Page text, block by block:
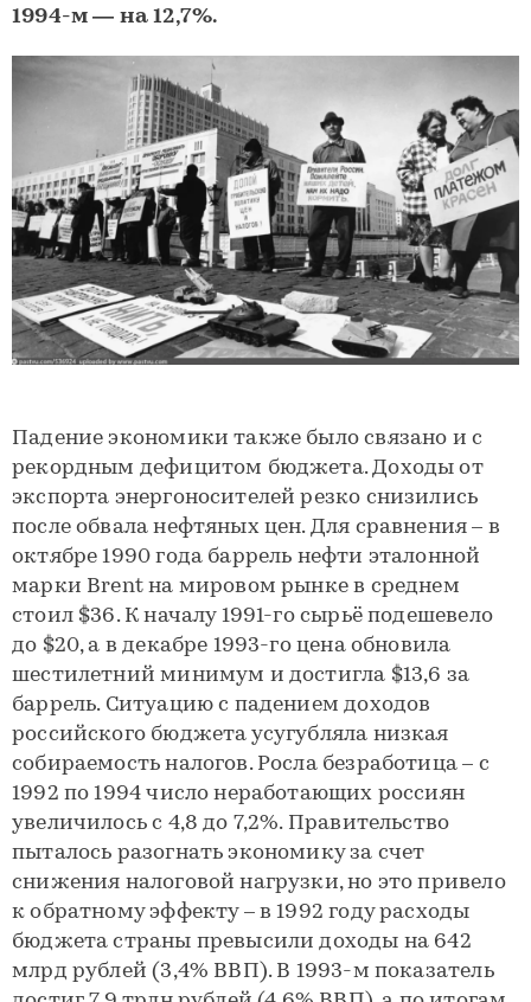
1994-м — на 12,7%.
Падение экономики также было связано и с
рекордным дефицитом бюджета. Доходы от
экспорта энергоносителей резко снизились
после обвала нефтяных цен. Для сравнения – в
октябре 1990 года баррель нефти эталонной
марки Brent на мировом рынке в среднем
стоил $36. К началу 1991-го сырьё подешевело
до $20, а в декабре 1993-го цена обновила
шестилетний минимум и достигла $13,6 за
баррель. Ситуацию с падением доходов
российского бюджета усугубляла низкая
собираемость налогов. Росла безработица – с
1992 по 1994 число неработающих россиян
увеличилось с 4,8 до 7,2%. Правительство
пыталось разогнать экономику за счет
снижения налоговой нагрузки, но это привело
к обратному эффекту – в 1992 году расходы
бюджета страны превысили доходы на 642
млрд рублей (3,4% ВВП). В 1993-м показатель